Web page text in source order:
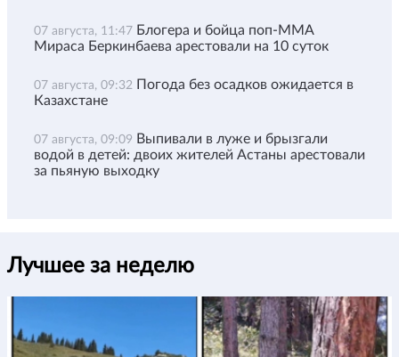
07 августа, 11:47 Блогера и бойца поп-ММА
Мираса Беркинбаева арестовали на 10 суток
07 августа, 09:32 Погода без осадков ожидается в
Казахстане
07 августа, 09:09 Выпивали в луже и брызгали
водой в детей: двоих жителей Астаны арестовали
за пьяную выходку
Лучшее за неделю